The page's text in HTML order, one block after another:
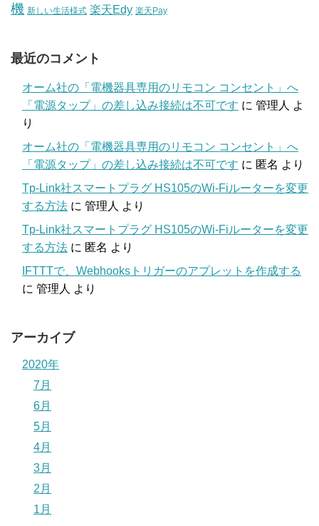
機 新しい生活様式 楽天Edy 楽天Pay
最近のコメント
オーム社の「電機器具専用のリモコン コンセント」へ
「電源タップ」の差し込み接続は不可です に 管理人 よ
り
オーム社の「電機器具専用のリモコン コンセント」へ
「電源タップ」の差し込み接続は不可です に 匿名 より
Tp-Link社スマートプラグ HS105のWi-Fiルーターを変更
する方法 に 管理人 より
Tp-Link社スマートプラグ HS105のWi-Fiルーターを変更
する方法 に 匿名 より
IFTTTで、Webhooksトリガーのアプレットを作成する
に 管理人 より
アーカイブ
2020年
7月
6月
5月
4月
3月
2月
1月